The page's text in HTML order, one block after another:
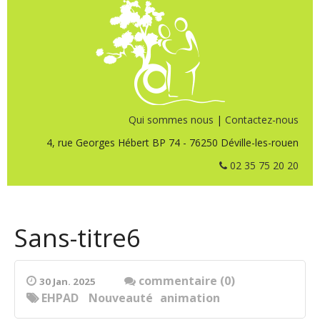
Qui sommes nous | Contactez-nous
4, rue Georges Hébert BP 74 - 76250 Déville-les-rouen
02 35 75 20 20
Sans-titre6
30 Jan. 2025
commentaire (0)
animation
EHPAD Nouveauté